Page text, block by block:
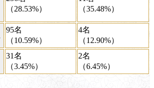
（28.53%）
（35.48%）
95名
（10.59%）
4名
（12.90%）
31名
（3.45%）
2名
（6.45%）